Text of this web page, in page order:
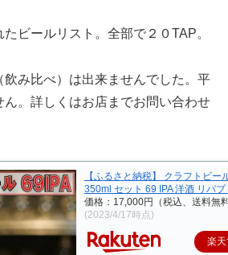
ビールリスト。全部で２０TAP。
飲み比べ）は出来ませんでした。平
ん。詳しくはお店までお問い合わせ
【ふるさと納税】 クラフトビー
350ml セット 69 IPA 洋酒 リパ
価格：17,000円（税込、送料無
(2023/4/17時点)
楽